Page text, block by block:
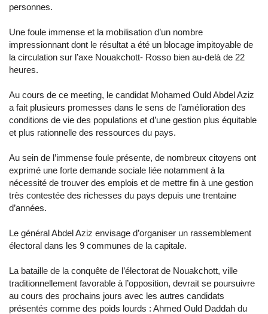
personnes.
Une foule immense et la mobilisation d’un nombre
impressionnant dont le résultat a été un blocage impitoyable de
la circulation sur l’axe Nouakchott- Rosso bien au-delà de 22
heures.
Au cours de ce meeting, le candidat Mohamed Ould Abdel Aziz
a fait plusieurs promesses dans le sens de l’amélioration des
conditions de vie des populations et d’une gestion plus équitable
et plus rationnelle des ressources du pays.
Au sein de l’immense foule présente, de nombreux citoyens ont
exprimé une forte demande sociale liée notamment à la
nécessité de trouver des emplois et de mettre fin à une gestion
très contestée des richesses du pays depuis une trentaine
d’années.
Le général Abdel Aziz envisage d’organiser un rassemblement
électoral dans les 9 communes de la capitale.
La bataille de la conquête de l’électorat de Nouakchott, ville
traditionnellement favorable à l’opposition, devrait se poursuivre
au cours des prochains jours avec les autres candidats
présentés comme des poids lourds : Ahmed Ould Daddah du